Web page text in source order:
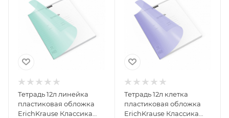
Тетрадь 12л линейка
пластиковая обложка
ErichKrause Классика
Тетрадь 12л клетка
пластиковая обложка
ErichKrause Классика